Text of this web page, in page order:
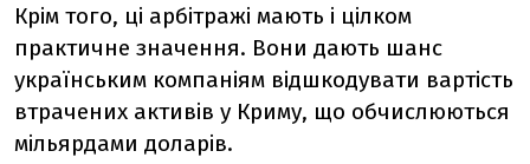
Крім того, ці арбітражі мають і цілком
практичне значення. Вони дають шанс
українським компаніям відшкодувати вартість
втрачених активів у Криму, що обчислюються
мільярдами доларів.